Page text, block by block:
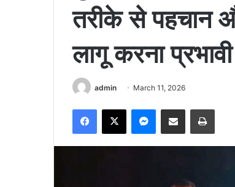
तरीके से पहचान
लागू करना
admin March 11, 2026
Facebook
X Messenger
Share via Email Print